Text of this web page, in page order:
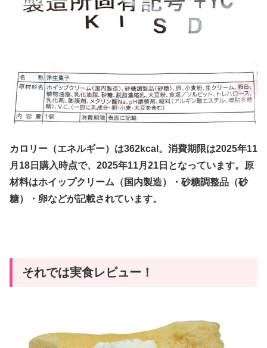
カロリー（エネルギー）は362kcal。消費期限は2025年11
月18日購入時点で、2025年11月21日となっています。原
材料はホイップクリーム（国内製造）・砂糖調整品（砂
糖）・卵などが記載されています。
それでは実食レビュー！